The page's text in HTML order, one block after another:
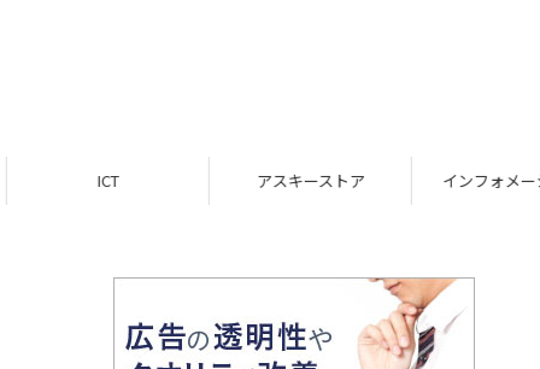
アスキーストア インフォメーション